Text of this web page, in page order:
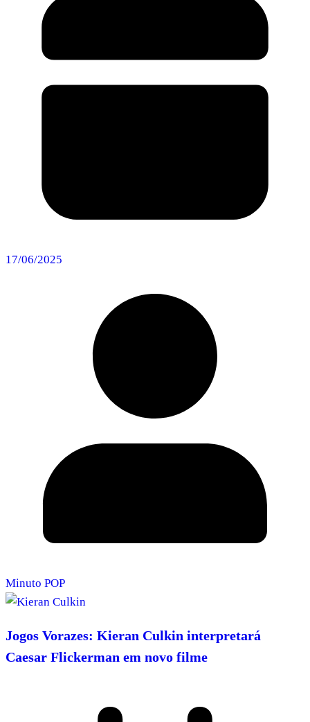
17/06/2025
Minuto POP
Jogos Vorazes: Kieran Culkin interpretará
Caesar Flickerman em novo filme